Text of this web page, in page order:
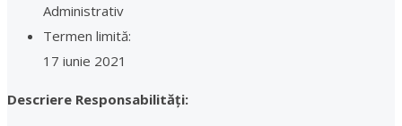
Administrativ
Termen limită:
17 iunie 2021
Descriere Responsabilități: